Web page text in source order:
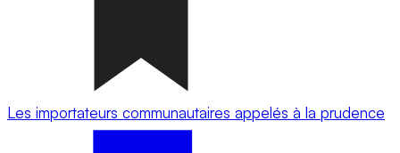
Les importateurs communautaires appelés à la prudence